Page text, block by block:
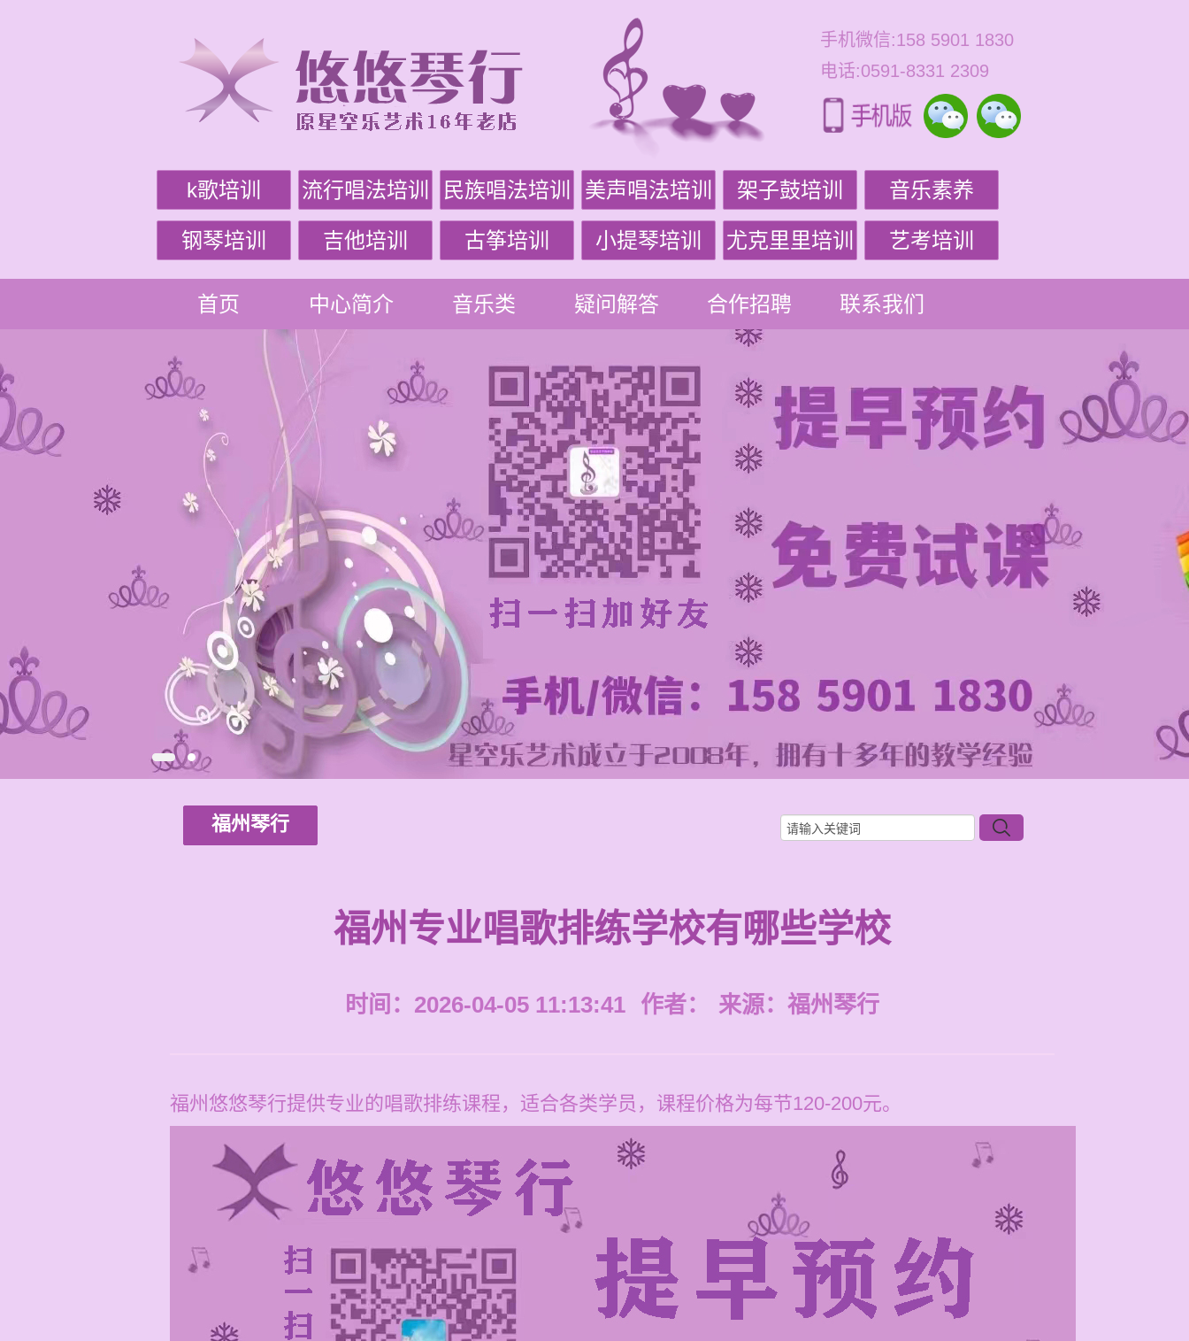
手机微信:158 5901 1830
电话:0591-8331 2309
k歌培训 流行唱法培训 民族唱法培训 美声唱法培训 架子鼓培训 音乐素养
钢琴培训 吉他培训 古筝培训 小提琴培训 尤克里里培训 艺考培训
首页 中心简介 音乐类 疑问解答 合作招聘 联系我们
福州琴行
福州专业唱歌排练学校有哪些学校
时间：2026-04-05 11:13:41 作者： 来源： 福州琴行
福州悠悠琴行提供专业的唱歌排练课程，适合各类学员，课程价格为每节120-200元。